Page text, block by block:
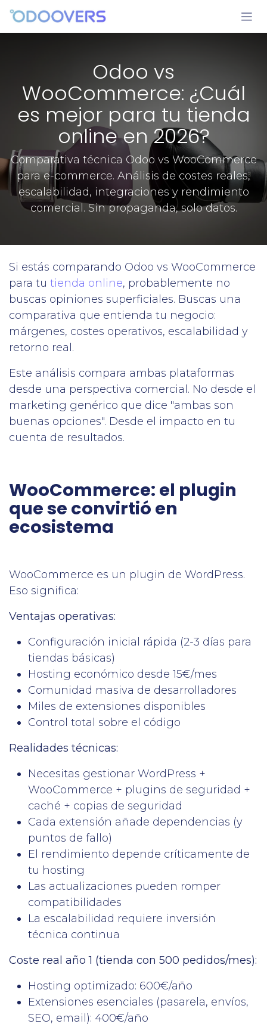
Odoo vs
WooCommerce: ¿Cuál
es mejor para tu tienda
online en 2026?
Comparativa técnica Odoo vs WooCommerce
para e-commerce. Análisis de costes reales,
escalabilidad, integraciones y rendimiento
comercial. Sin propaganda, solo datos.
Si estás comparando Odoo vs WooCommerce
para tu tienda online, probablemente no
buscas opiniones superficiales. Buscas una
comparativa que entienda tu negocio:
márgenes, costes operativos, escalabilidad y
retorno real.
Este análisis compara ambas plataformas
desde una perspectiva comercial. No desde el
marketing genérico que dice "ambas son
buenas opciones". Desde el impacto en tu
cuenta de resultados.
WooCommerce: el plugin
que se convirtió en
ecosistema
WooCommerce es un plugin de WordPress.
Eso significa:
Ventajas operativas:
Configuración inicial rápida (2-3 días para
tiendas básicas)
Hosting económico desde 15€/mes
Comunidad masiva de desarrolladores
Miles de extensiones disponibles
Control total sobre el código
Realidades técnicas:
Necesitas gestionar WordPress +
WooCommerce + plugins de seguridad +
caché + copias de seguridad
Cada extensión añade dependencias (y
puntos de fallo)
El rendimiento depende críticamente de
tu hosting
Las actualizaciones pueden romper
compatibilidades
La escalabilidad requiere inversión
técnica continua
Coste real año 1 (tienda con 500 pedidos/mes):
Hosting optimizado: 600€/año
Extensiones esenciales (pasarela, envíos,
SEO, email): 400€/año